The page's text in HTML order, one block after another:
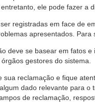
ele pode fazer a
registradas em face de
apresentados.
deve se basear em fatos
gestores do sistema.
sua reclamação e fique
dado relevante para
de reclamação,